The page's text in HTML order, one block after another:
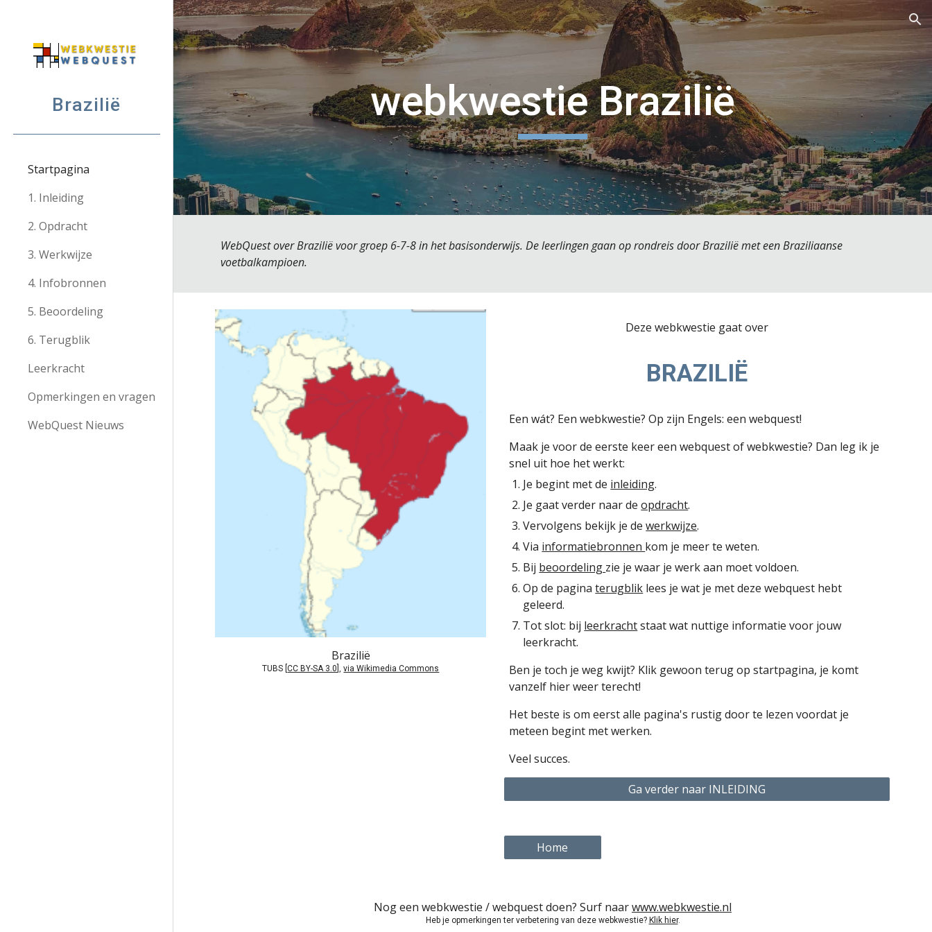
Skip to main content Skip to navigation
Brazilië
Startpagina
1. Inleiding
2. Opdracht
3. Werkwijze
4. Infobronnen
5. Beoordeling
6. Terugblik
Leerkracht
Opmerkingen en vragen
WebQuest Nieuws
webkwestie Brazilië
WebQuest over Brazilië voor groep 6-7-8 in het basisonderwijs. De leerlingen gaan op rondreis door Brazilië met een Braziliaanse
voetbalkampioen.
Brazilië
TUBS [CC BY-SA 3.0 ],via Wikimedia Commons
Deze webkwestie gaat over
BRAZILIË
Een wát? Een webkwestie? Op zijn Engels: een webquest!
Maak je voor de eerste keer een webquest of webkwestie? Dan leg ik je
snel uit hoe het werkt:
Je begint met de inleiding.
Je gaat verder naar deopdracht.
Vervolgens bekijk je dewerkwijze.
Via informatiebronnen kom je meer te weten.
Bij beoordeling zie je waar je werk aan moet voldoen.
Op de paginaterugblik lees je wat je met deze webquest hebt
geleerd.
Tot slot: bij leerkrachtstaat wat nuttige informatie voor jouw
leerkracht.
Ben je toch je weg kwijt? Klik gewoon terug op startpagina, je komt
vanzelf hier weer terecht!
Het beste is om eerst alle pagina's rustig door te lezen voordat je
meteen begint met werken.
Veel succes.
Ga verder naar INLEIDING
Home
Nog een webkwestie / webquest doen? Surf naarwww.webkwestie.nl
Heb je opmerkingen ter verbetering van deze webkwestie? Klik hier.